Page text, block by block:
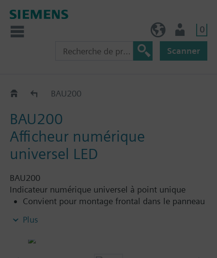
0
Scanner
Afficheur BAU200
BAU200
BAU200
Afficheur numérique
universel LED
BAU200
Indicateur numérique universel à point unique
Convient pour montage frontal dans le panneau
Avec affichage LED
Plus